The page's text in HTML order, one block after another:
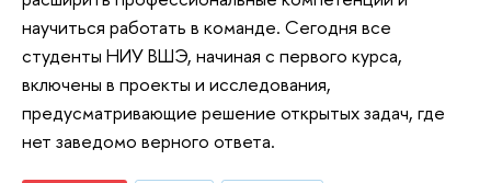
научиться работать в команде. Сегодня все
студенты НИУ ВШЭ, начиная с первого курса,
включены в проекты и исследования,
предусматривающие решение открытых задач, где
нет заведомо верного ответа.